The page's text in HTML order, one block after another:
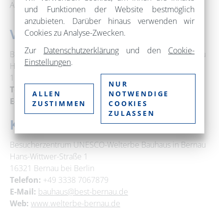
Absprache möglich._
Veranstaltungsort
Besucherzentrum UNESCO-Welterbe Bauhaus in Bernau
Hans-Wittwer-Straße 1
16321 Bernau bei Berlin
Telefon: +49 3338 7067879
E-Mail:bauhaus@best-bernau.de
Kontakt
Besucherzentrum UNESCO-Welterbe Bauhaus in Bernau
Hans-Wittwer-Straße 1
16321 Bernau bei Berlin
Telefon: +49 3338 7067879
E-Mail: bauhaus@best-bernau.de
Web: www.welterbe-bernau.de
und Funktionen der Website bestmöglich
anzubieten. Darüber hinaus verwenden wir
Cookies zu Analyse-Zwecken.
Zur Datenschutzerklärung und den Cookie-
Einstellungen.
ALLEN
ZUSTIMMEN
NUR
NOTWENDIGE
COOKIES
ZULASSEN